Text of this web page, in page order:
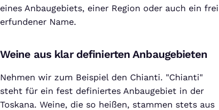
eines Anbaugebiets, einer Region oder auch ein frei
erfundener Name.
Weine aus klar definierten Anbaugebieten
Nehmen wir zum Beispiel den Chianti. "Chianti"
steht für ein fest definiertes Anbaugebiet in der
Toskana. Weine, die so heißen, stammen stets aus